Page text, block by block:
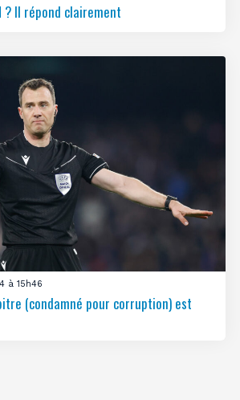
? Il répond clairement
à 15h46
(condamné pour corruption) est